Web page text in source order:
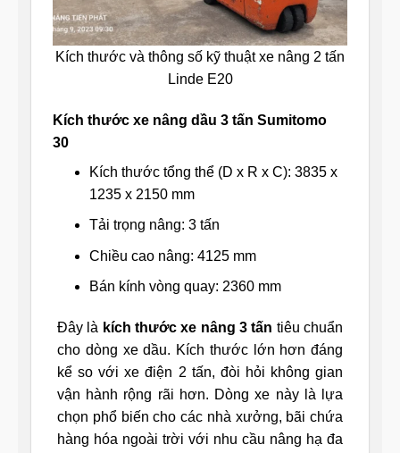
Kích thước và thông số kỹ thuật xe nâng 2 tấn
Linde E20
Kích thước xe nâng dầu 3 tấn Sumitomo
30
Kích thước tổng thể (D x R x C): 3835 x
1235 x 2150 mm
Tải trọng nâng: 3 tấn
Chiều cao nâng: 4125 mm
Bán kính vòng quay: 2360 mm
Đây là kích thước xe nâng 3 tấn tiêu chuẩn
cho dòng xe dầu. Kích thước lớn hơn đáng
kể so với xe điện 2 tấn, đòi hỏi không gian
vận hành rộng rãi hơn. Dòng xe này là lựa
chọn phổ biến cho các nhà xưởng, bãi chứa
hàng hóa ngoài trời với nhu cầu nâng hạ đa